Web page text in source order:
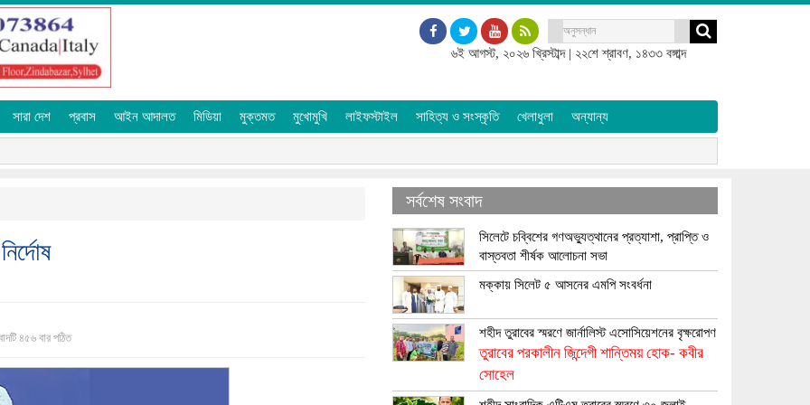
৬ই আগস্ট, ২০২৬ খ্রিস্টাব্দ| ২২শে শ্রাবণ, ১৪৩৩ বঙ্গাব্দ
সারা দেশ প্রবাস আইন আদালত মিডিয়া মুক্তমত মুখোমুখি লাইফস্টাইল সাহিত্য ও সংস্কৃতি খেলাধুলা অন্যান্য
৪৫৬ বার পঠিত
সর্বশেষ সংবাদ
সিলেটে চব্বিশের গণঅভ্যুত্থানের প্রত্যাশা, প্রাপ্তি ও
বাস্তবতা শীর্ষক আলোচনা সভা
মক্কায় সিলেট ৫ আসনের এমপি সংবর্ধনা
শহীদ তুরাবের স্মরণে জার্নালিস্ট এসোসিয়েশনের বৃক্ষরোপণ
তুরাবের পরকালীন জিন্দেগী শান্তিময় হোক- কবীর
সোহেল